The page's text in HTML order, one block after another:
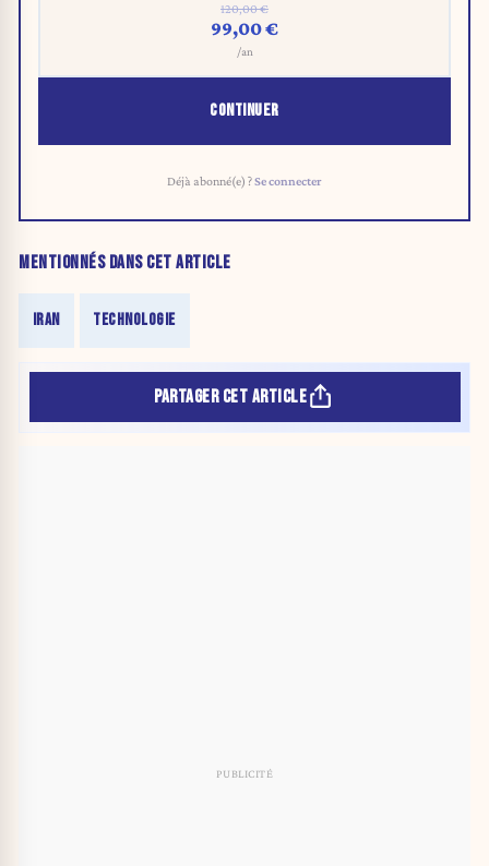
120,00 €
99,00 €
/an
CONTINUER
Déjà abonné(e) ?Se connecter
MENTIONNÉS DANS CET ARTICLE
IRAN TECHNOLOGIE
PARTAGER CET ARTICLE